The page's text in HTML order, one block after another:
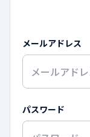
メールアドレス
パスワード